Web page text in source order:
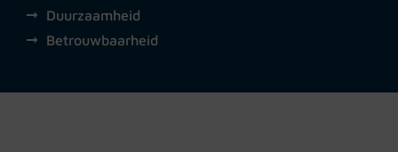
Duurzaamheid
Betrouwbaarheid